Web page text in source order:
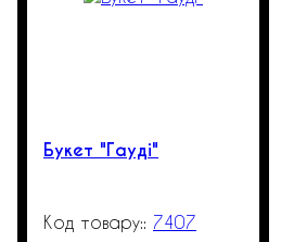
Букет "Гауді"
7407